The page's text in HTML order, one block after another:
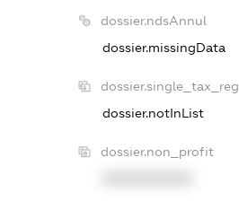
dossier.ndsAnnul
dossier.missingData
dossier.single_tax_reg
dossier.notInList
dossier.non_profit